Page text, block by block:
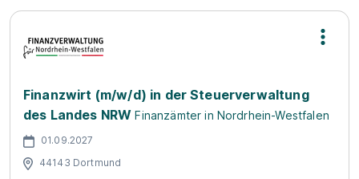
Finanzwirt (m/w/d) in der Steuerverwaltung
des Landes NRW Finanzämter in Nordrhein-Westfalen
01.09.2027
44143 Dortmund